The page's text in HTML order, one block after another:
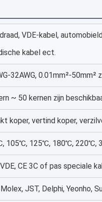
VDE-kabel,
kabel ect.
32AWG, 0.01mm²-50mm²
~ 50 kernen zijn
koper, vertind koper,
105℃, 125℃, 180℃, 220℃,
CE 3C of pas speciale
JST, Delphi, Yeonho,